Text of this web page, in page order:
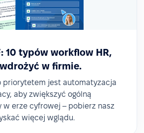
10 typów workflow HR,
w firmie.
priorytetem jest automatyzacja
aby zwiększyć ogólną
w erze cyfrowej – pobierz nasz
więcej wglądu.